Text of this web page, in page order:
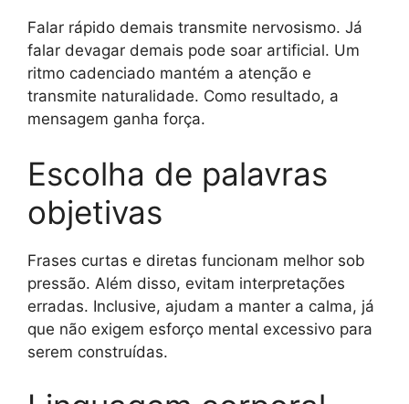
Falar rápido demais transmite nervosismo. Já
falar devagar demais pode soar artificial. Um
ritmo cadenciado mantém a atenção e
transmite naturalidade. Como resultado, a
mensagem ganha força.
Escolha de palavras
objetivas
Frases curtas e diretas funcionam melhor sob
pressão. Além disso, evitam interpretações
erradas. Inclusive, ajudam a manter a calma, já
que não exigem esforço mental excessivo para
serem construídas.